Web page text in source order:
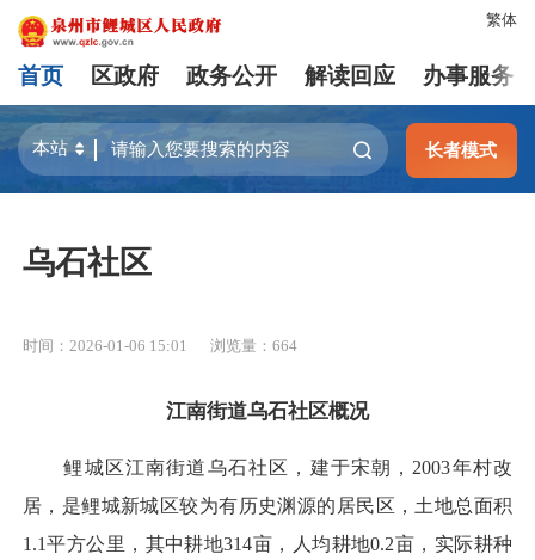
繁体
首页 区政府 政务公开 解读回应 办事服务
长者模式
乌石社区
时间：2026-01-06 15:01 浏览量： 664
江南街道乌石社区概况
鲤城区江南街道乌石社区，建于宋朝，2003年村改
居，是鲤城新城区较为有历史渊源的居民区，土地总面积
1.1平方公里，其中耕地314亩，人均耕地0.2亩，实际耕种